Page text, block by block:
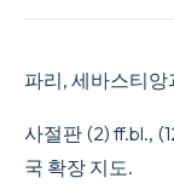
파리, 세바스티앙
사절판 (2) ff.bl.,
국 확장 지도.